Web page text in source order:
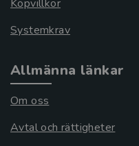
Köpvillkor
Systemkrav
Allmänna länkar
Om oss
Avtal och rättigheter